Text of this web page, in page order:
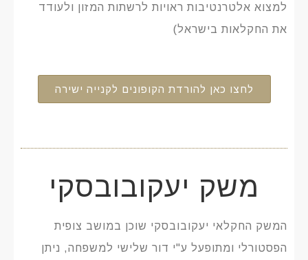
למצוא אלטרנטיבות ראויות לרשתות המזון ולעודד
את החקלאות בישראל)
לחצו כאן להורדת הקופונים לקנייה ישירה
משק יעקובובסקי
המשק החקלאי יעקובובסקי שוכן במושב צופית
הפסטורלי ומתופעל ע"י דור שלישי למשפחה, ניתן